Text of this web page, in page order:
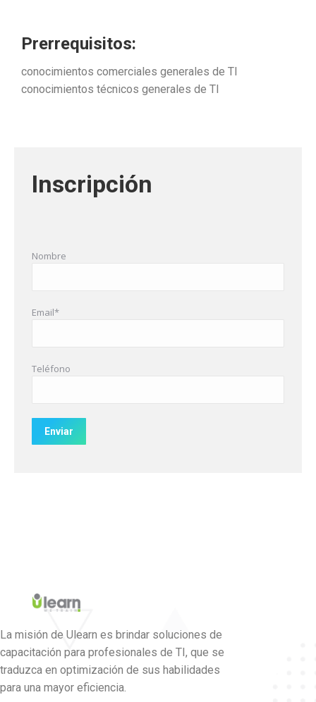
Prerrequisitos:
conocimientos comerciales generales de TI
conocimientos técnicos generales de TI
Inscripción
Nombre
Email*
Teléfono
La misión de Ulearn es brindar soluciones de
capacitación para profesionales de TI, que se
traduzca en optimización de sus habilidades
para una mayor eficiencia.